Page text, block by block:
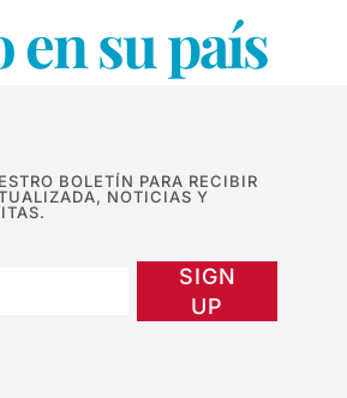
su país
BOLETÍN PARA RECIBIR
NOTICIAS Y
SIGN
UP